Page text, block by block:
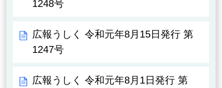
1248号
広報うしく 令和元年8月15日発行 第
1247号
広報うしく 令和元年8月1日発行 第